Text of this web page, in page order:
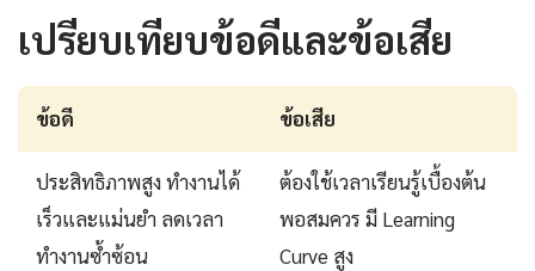
เปรียบเทียบข้อดีและข้อเสีย
ข้อดี ข้อเสีย
ประสิทธิภาพสูง ทำงานได้
เร็วและแม่นยำ ลดเวลา
ทำงานซ้ำซ้อน
ต้องใช้เวลาเรียนรู้เบื้องต้น
พอสมควร มี Learning
Curve สูง